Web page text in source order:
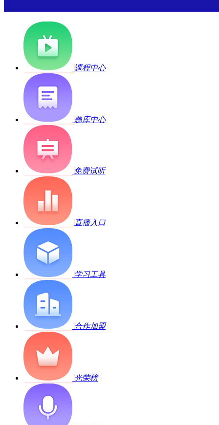
课程中心
题库中心
免费试听
直播入口
学习工具
合作加盟
光荣榜